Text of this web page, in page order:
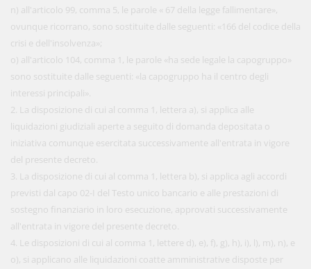
n) all'articolo 99, comma 5, le parole « 67 della legge fallimentare»,
ovunque ricorrano, sono sostituite dalle seguenti: «166 del codice della
crisi e dell'insolvenza»;
o) all'articolo 104, comma 1, le parole «ha sede legale la capogruppo»
sono sostituite dalle seguenti: «la capogruppo ha il centro degli
interessi principali».
2. La disposizione di cui al comma 1, lettera a), si applica alle
liquidazioni giudiziali aperte a seguito di domanda depositata o
iniziativa comunque esercitata successivamente all'entrata in vigore
del presente decreto.
3. La disposizione di cui al comma 1, lettera b), si applica agli accordi
previsti dal capo 02-I del Testo unico bancario e alle prestazioni di
sostegno finanziario in loro esecuzione, approvati successivamente
all'entrata in vigore del presente decreto.
4. Le disposizioni di cui al comma 1, lettere d), e), f), g), h), i), l), m), n), e
o), si applicano alle liquidazioni coatte amministrative disposte per